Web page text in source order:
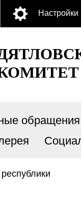
Настройки
обращения